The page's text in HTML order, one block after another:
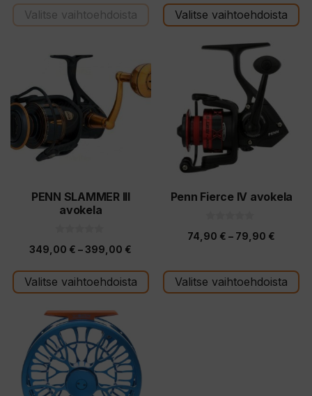
Valitse vaihtoehdoista
oli:
on:
Valitse vaihtoehdoista
PENN SLAMMER III
avokela
5
s
t
ä
349,00 € – 399,00 €
-
Valitse vaihtoehdoista
useampi
muunnelma.
Voit
tehdä
tuotteen
Penn Fierce IV avokela
5
ä
74,90 € – 79,90 €
-
79,90
Valitse vaihtoehdoista
useampi
muunnelma.
Voit
tehdä
valinnat
tuotteen
tuotteella
useampi
muunnelma.